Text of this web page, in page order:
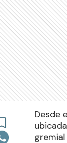
Desde